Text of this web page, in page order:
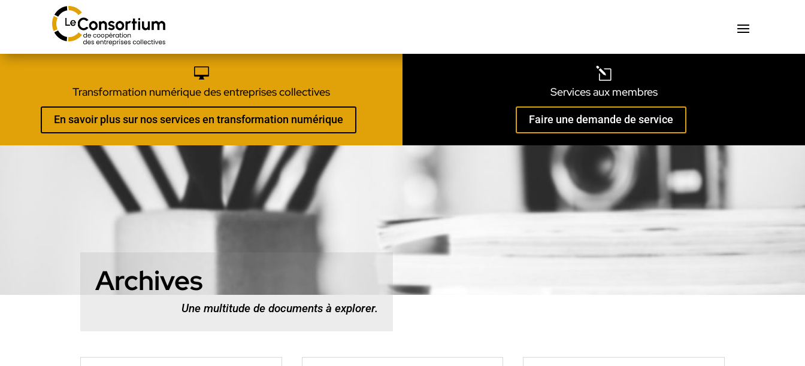

Transformation numérique des entreprises collectives
En savoir plus sur nos services en transformation numérique
l
Services aux membres
Faire une demande de service
Archives
Une multitude de documents à explorer.